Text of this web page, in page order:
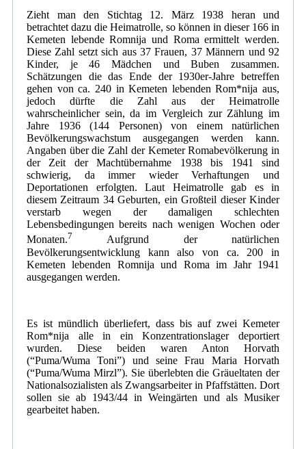
Zieht man den Stichtag 12. März 1938 heran und
betrachtet dazu die Heimatrolle, so können in dieser 166 in
Kemeten lebende Romnija und Roma ermittelt werden.
Diese Zahl setzt sich aus 37 Frauen, 37 Männern und 92
Kinder, je 46 Mädchen und Buben zusammen.
Schätzungen die das Ende der 1930er-Jahre betreffen
gehen von ca. 240 in Kemeten lebenden Rom*nija aus,
jedoch dürfte die Zahl aus der Heimatrolle
wahrscheinlicher sein, da im Vergleich zur Zählung im
Jahre 1936 (144 Personen) von einem natürlichen
Bevölkerungswachstum ausgegangen werden kann.
Angaben über die Zahl der Kemeter Romabevölkerung in
der Zeit der Machtübernahme 1938 bis 1941 sind
schwierig, da immer wieder Verhaftungen und
Deportationen erfolgten. Laut Heimatrolle gab es in
diesem Zeitraum 34 Geburten, ein Großteil dieser Kinder
verstarb wegen der damaligen schlechten
Lebensbedingungen bereits nach wenigen Wochen oder
Monaten.7
Aufgrund der natürlichen
Bevölkerungsentwicklung kann also von ca. 200 in
Kemeten lebenden Romnija und Roma im Jahr 1941
ausgegangen werden.
Es ist mündlich überliefert, dass bis auf zwei Kemeter
Rom*nija alle in ein Konzentrationslager deportiert
wurden. Diese beiden waren Anton Horvath
(“Puma/Wuma Toni”) und seine Frau Maria Horvath
(“Puma/Wuma Mirzl”). Sie überlebten die Gräueltaten der
Nationalsozialisten als Zwangsarbeiter in Pfaffstätten. Dort
sollen sie ab 1943/44 in Weingärten und als Musiker
gearbeitet haben.